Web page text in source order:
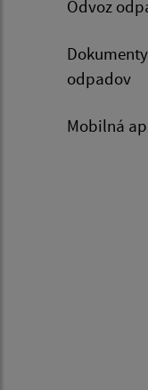
Odvoz
odpadov
Mobilná